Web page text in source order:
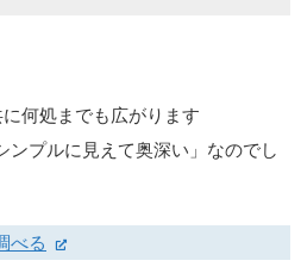
何処までも広がります
ンプルに見えて奥深い」なのでし
べる